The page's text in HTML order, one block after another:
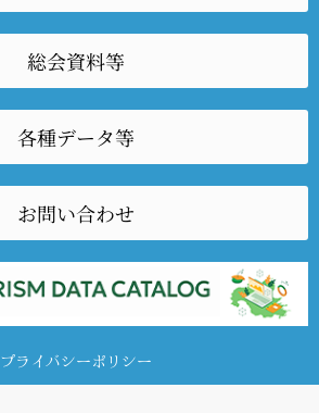
総会資料等
各種データ等
お問い合わせ
プライバシーポリシー